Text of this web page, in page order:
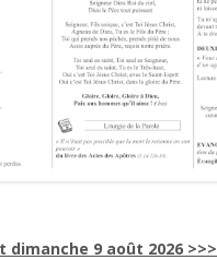
dimanche 9 août 2026 >>>